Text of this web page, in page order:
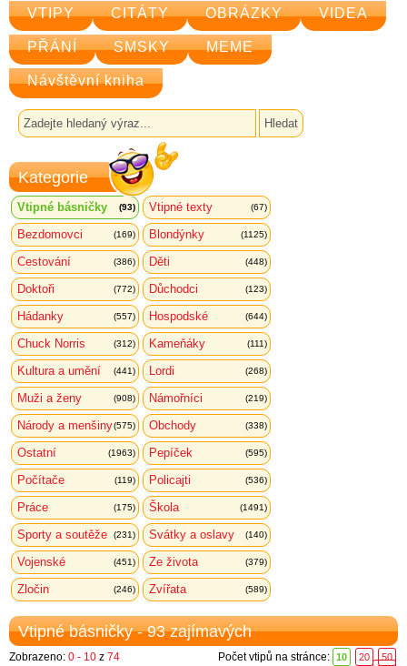
VTIPY CITÁTY OBRÁZKY VIDEA
PŘÁNÍ SMSKY MEME
Návštěvní kniha
Kategorie
Vtipné básničky (93) Vtipné texty (67)
Bezdomovci (169) Blondýnky (1125)
Cestování (386) Děti (448)
Doktoři (772) Důchodci (123)
Hádanky (557) Hospodské (644)
Chuck Norris (312) Kameňáky (111)
Kultura a umění (441) Lordi (268)
Muži a ženy (908) Námořníci (219)
Národy a menšiny(575) Obchody (338)
Ostatní (1963) Pepíček (595)
Počítače (119) Policajti (536)
Práce (175) Škola (1491)
Sporty a soutěže (231) Svátky a oslavy (140)
Vojenské (451) Ze života (379)
Zločin (246) Zvířata (589)
Vtipné básničky - 93 zajímavých
Zobrazeno: 0 - 10 z 74 Počet vtipů na stránce: 10 20
50